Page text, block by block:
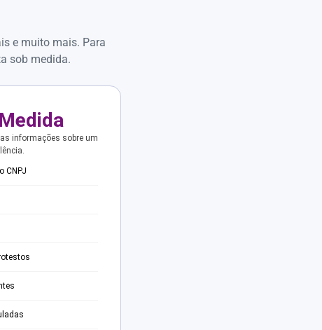
e muito mais. Para
sob medida.
informações sobre um
CNPJ